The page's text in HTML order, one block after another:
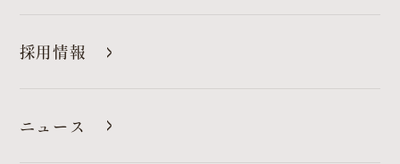
採用情報
ニュース